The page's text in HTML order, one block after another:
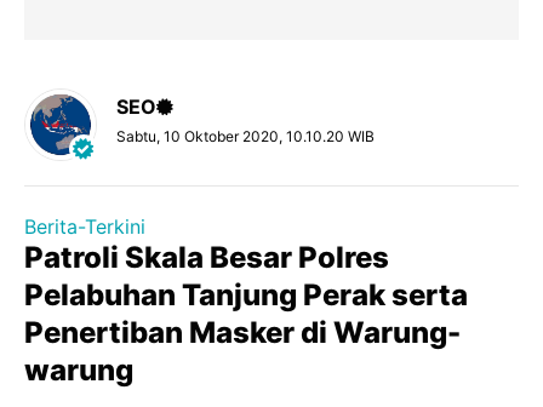
SEO
Sabtu, 10 Oktober 2020, 10.10.20 WIB
Berita-Terkini
Patroli Skala Besar Polres
Pelabuhan Tanjung Perak serta
Penertiban Masker di Warung-
warung